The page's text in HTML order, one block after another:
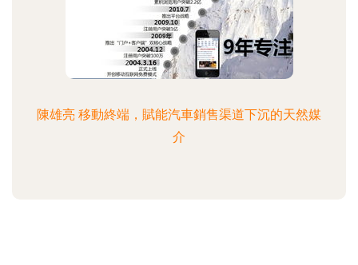
陳雄亮 移動終端，賦能汽車銷售渠道下沉的天然媒
介